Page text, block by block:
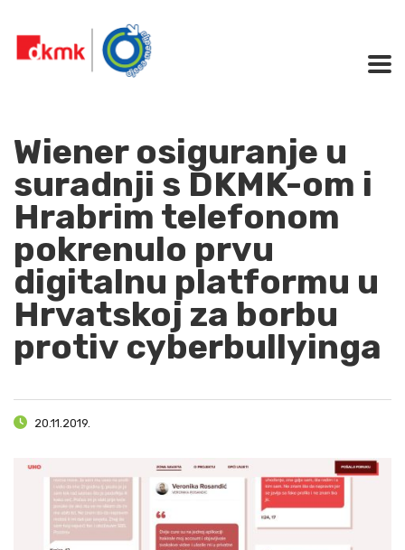
Wiener osiguranje u
suradnji s DKMK-om i
Hrabrim telefonom
pokrenulo prvu
digitalnu platformu u
Hrvatskoj za borbu
protiv cyberbullyinga
20.11.2019.